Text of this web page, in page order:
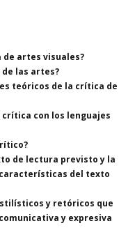
de artes visuales?
las artes?
teóricos de la crítica de
crítica con los lenguajes
de lectura previsto y la
del texto
y retóricos que
y expresiva